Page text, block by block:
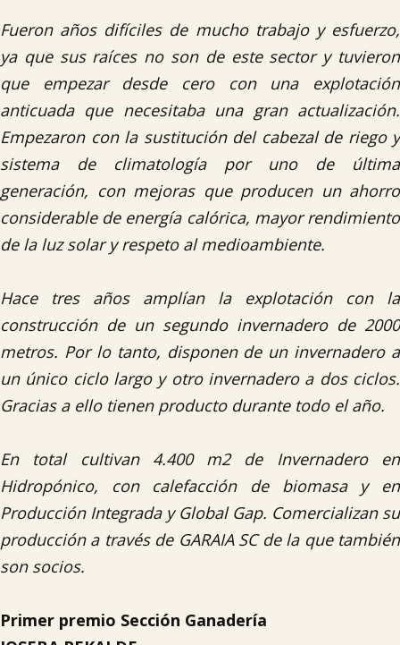
Fueron años difíciles de mucho trabajo y esfuerzo,
ya que sus raíces no son de este sector y tuvieron
que empezar desde cero con una explotación
anticuada que necesitaba una gran actualización.
Empezaron con la sustitución del cabezal de riego y
sistema de climatología por uno de última
generación, con mejoras que producen un ahorro
considerable de energía calórica, mayor rendimiento
de la luz solar y respeto al medioambiente.
Hace tres años amplían la explotación con la
construcción de un segundo invernadero de 2000
metros. Por lo tanto, disponen de un invernadero a
un único ciclo largo y otro invernadero a dos ciclos.
Gracias a ello tienen producto durante todo el año.
En total cultivan 4.400 m2 de Invernadero en
Hidropónico, con calefacción de biomasa y en
Producción Integrada y Global Gap. Comercializan su
producción a través de GARAIA SC de la que también
son socios.
Primer premio Sección Ganadería